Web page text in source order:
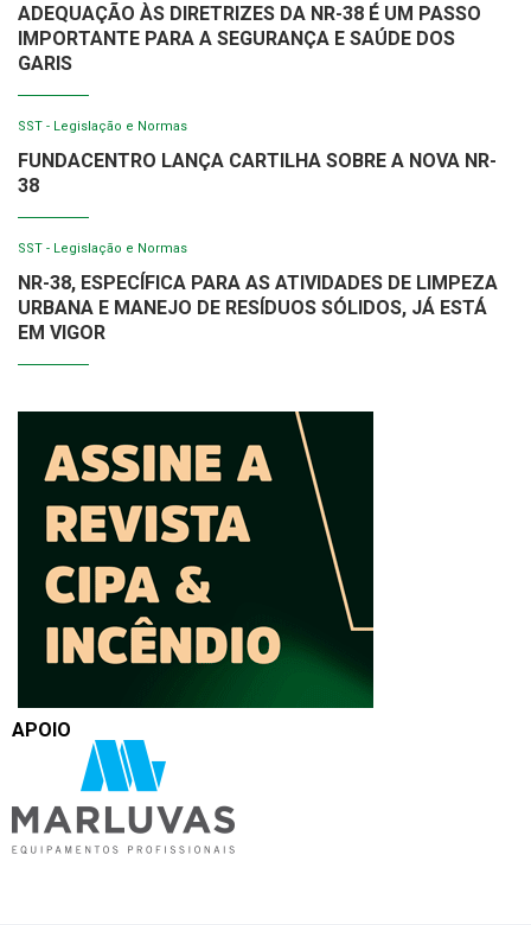
ADEQUAÇÃO ÀS DIRETRIZES DA NR-38 É UM PASSO
IMPORTANTE PARA A SEGURANÇA E SAÚDE DOS
GARIS
SST - Legislação e Normas
FUNDACENTRO LANÇA CARTILHA SOBRE A NOVA NR-
38
SST - Legislação e Normas
NR-38, ESPECÍFICA PARA AS ATIVIDADES DE LIMPEZA
URBANA E MANEJO DE RESÍDUOS SÓLIDOS, JÁ ESTÁ
EM VIGOR
APOIO